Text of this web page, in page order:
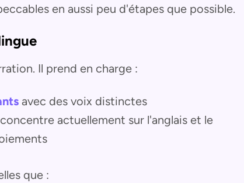
en aussi peu d'étapes que possible.
Il prend en charge :
avec des voix distinctes
actuellement sur l'anglais et le
que :